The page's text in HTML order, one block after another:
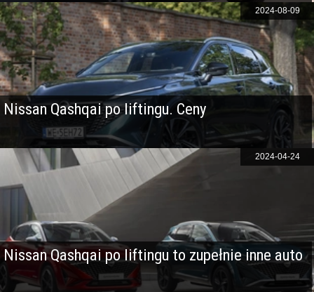
Nissan Qashqai po liftingu. Ceny
2024-08-09
Nissan Qashqai po liftingu to zupełnie inne auto
2024-04-24